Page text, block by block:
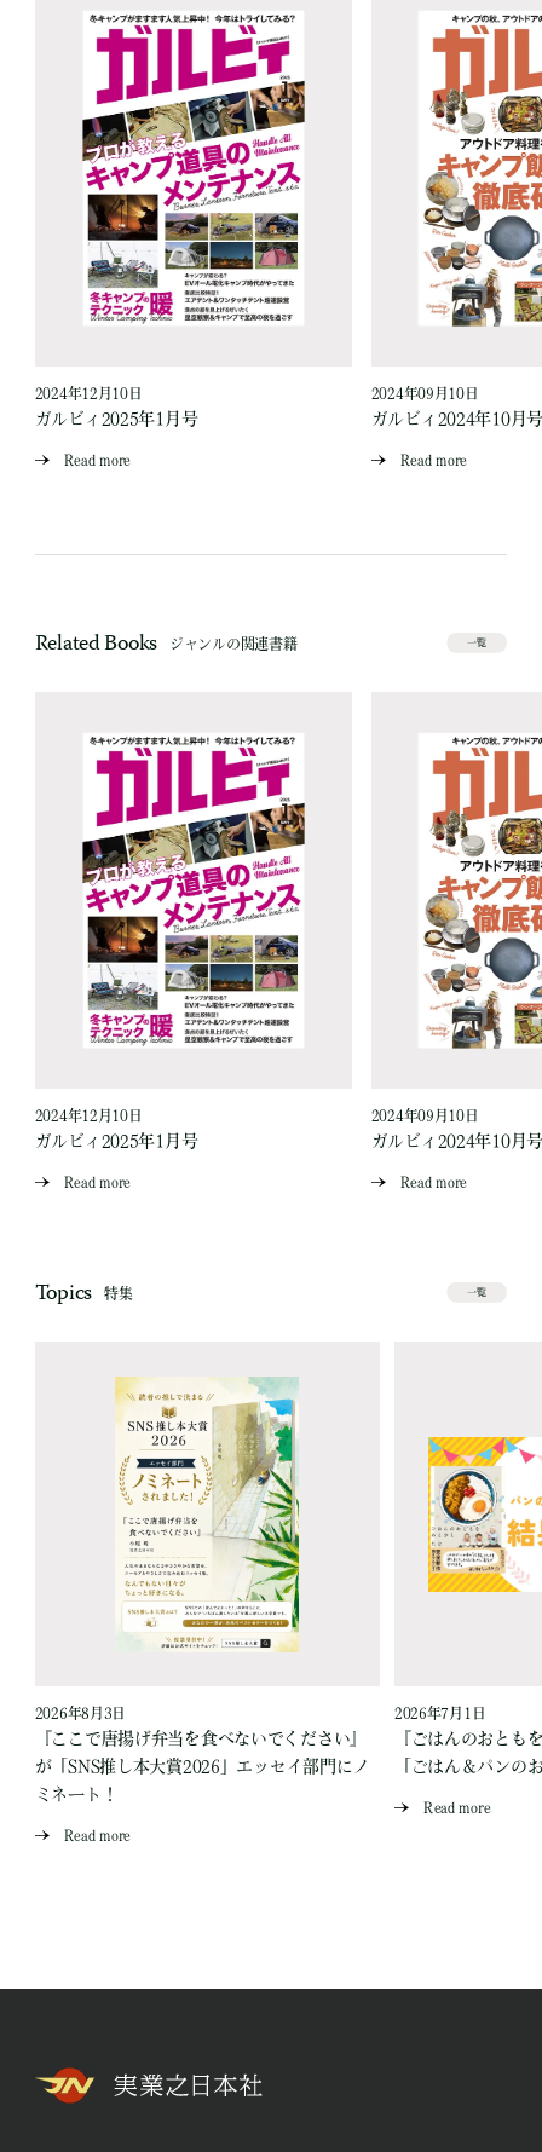
2024年12月10日
ガルビィ2025年1月号
Read more
2024年09月10日
ガルビィ2024年10月
Read more
Related Books ジャンルの関連書籍 一覧
2024年12月10日
ガルビィ2025年1月号
Read more
2024年09月10日
ガルビィ2024年10月
Read more
Topics 特集 一覧
2026年8月3日
『ここで唐揚げ弁当を食べないでください』
が「SNS推し本大賞2026」エッセイ部門にノ
ミネート！
Read more
2026年7月1日
『ごはんのおとも
「ごはん＆パンの
Read more